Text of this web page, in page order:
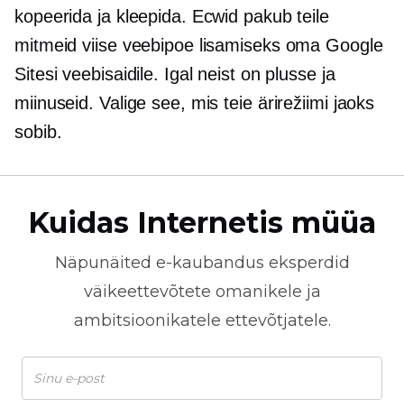
kopeerida ja kleepida. Ecwid pakub teile
mitmeid viise veebipoe lisamiseks oma Google
Sitesi veebisaidile. Igal neist on plusse ja
miinuseid. Valige see, mis teie ärirežiimi jaoks
sobib.
Kuidas Internetis müüa
Näpunäited e-kaubandus eksperdid
väikeettevõtete omanikele ja
ambitsioonikatele ettevõtjatele.